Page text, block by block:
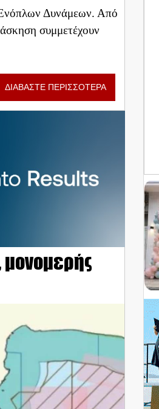
Ενόπλων Δυνάμεων. Από
συμμετέχουν
ΔΙΑΒΑΣΤΕ ΠΕΡΙΣΣΟΤΕΡΑ
μονομερής